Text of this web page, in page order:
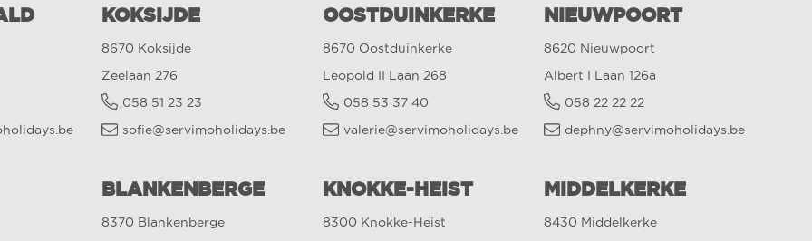
KOKSIJDE
8670 Koksijde
Zeelaan 276
058 51 23 23
sofie@servimoholidays.be
OOSTDUINKERKE
8670 Oostduinkerke
Leopold II Laan 268
058 53 37 40
valerie@servimoholidays.be
NIEUWPOORT
8620 Nieuwpoort
Albert I Laan 126a
058 22 22 22
dephny@servimoholidays.be
BLANKENBERGE
8370 Blankenberge
KNOKKE-HEIST
8300 Knokke-Heist
MIDDELKERKE
8430 Middelkerke